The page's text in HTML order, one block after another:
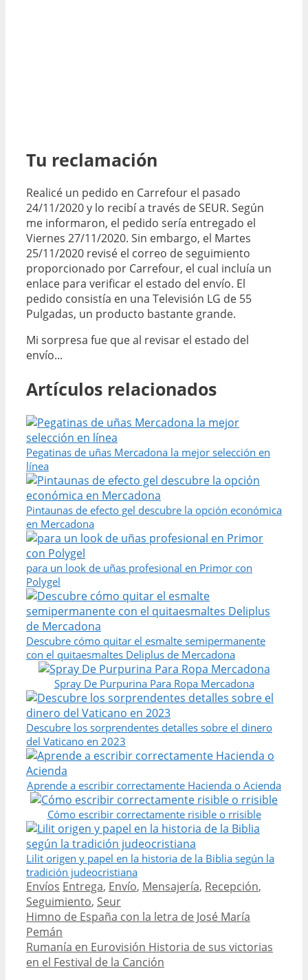
Tu reclamación
Realicé un pedido en Carrefour el pasado
24/11/2020 y lo recibí a través de SEUR. Según
me informaron, el pedido sería entregado el
Viernes 27/11/2020. Sin embargo, el Martes
25/11/2020 revisé el correo de seguimiento
proporcionado por Carrefour, el cual incluía un
enlace para verificar el estado del envío. El
pedido consistía en una Televisión LG de 55
Pulgadas, un producto bastante grande.
Mi sorpresa fue que al revisar el estado del
envío...
Artículos relacionados
Pegatinas de uñas Mercadona la mejor selección en
línea
Pintaunas de efecto gel descubre la opción económica
en Mercadona
para un look de uñas profesional en Primor con
Polygel
Descubre cómo quitar el esmalte semipermanente
con el quitaesmaltes Deliplus de Mercadona
Spray De Purpurina Para Ropa Mercadona
Descubre los sorprendentes detalles sobre el dinero
del Vaticano en 2023
Aprende a escribir correctamente Hacienda o Acienda
Cómo escribir correctamente risible o rrisible
Lilit origen y papel en la historia de la Biblia según la
tradición judeocristiana
Categories
Envíos Tags
Entrega, Envío, Mensajería, Recepción,
Seguimiento, Seur
Post
navigation
Himno de España con la letra de José María
Pemán
Rumanía en Eurovisión Historia de sus victorias
en el Festival de la Canción